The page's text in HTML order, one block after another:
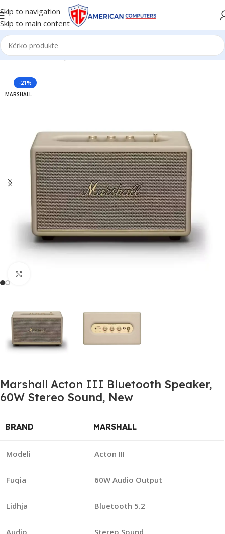
Skip to navigation
Skip to main content
Kreu/Aksesorë/Speaker
-21%
MARSHALL
Marshall Acton III Bluetooth Speaker,
60W Stereo Sound, New
BRAND MARSHALL
Modeli Acton III
Fuqia 60W Audio Output
Lidhja Bluetooth 5.2
Audio Stereo Sound